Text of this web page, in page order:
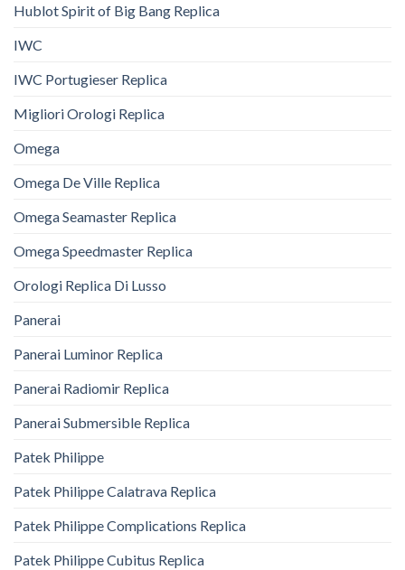
Hublot Spirit of Big Bang Replica
IWC
IWC Portugieser Replica
Migliori Orologi Replica
Omega
Omega De Ville Replica
Omega Seamaster Replica
Omega Speedmaster Replica
Orologi Replica Di Lusso
Panerai
Panerai Luminor Replica
Panerai Radiomir Replica
Panerai Submersible Replica
Patek Philippe
Patek Philippe Calatrava Replica
Patek Philippe Complications Replica
Patek Philippe Cubitus Replica